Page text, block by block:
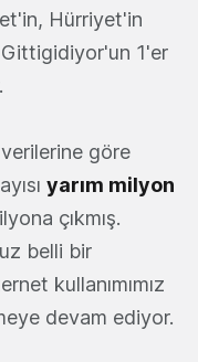
Hürriyet'in
1'er
göre
yarım milyon
çıkmış.
belli bir
kullanımımız
devam ediyor.